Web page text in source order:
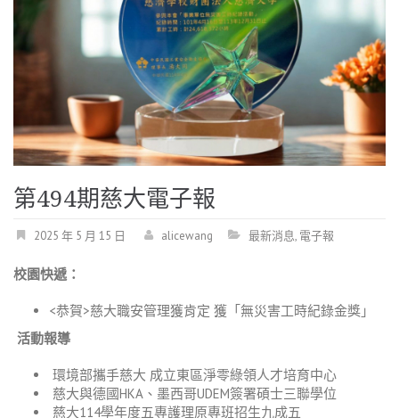
第494期慈大電子報
2025 年 5 月 15 日 alicewang 最新消息, 電子報
校園快遞：
<恭賀>慈大職安管理獲肯定 獲「無災害工時紀錄金獎」
活動報導
環境部攜手慈大 成立東區淨零綠領人才培育中心
慈大與德國HKA、墨西哥UDEM簽署碩士三聯學位
慈大114學年度五專護理原專班招生九成五